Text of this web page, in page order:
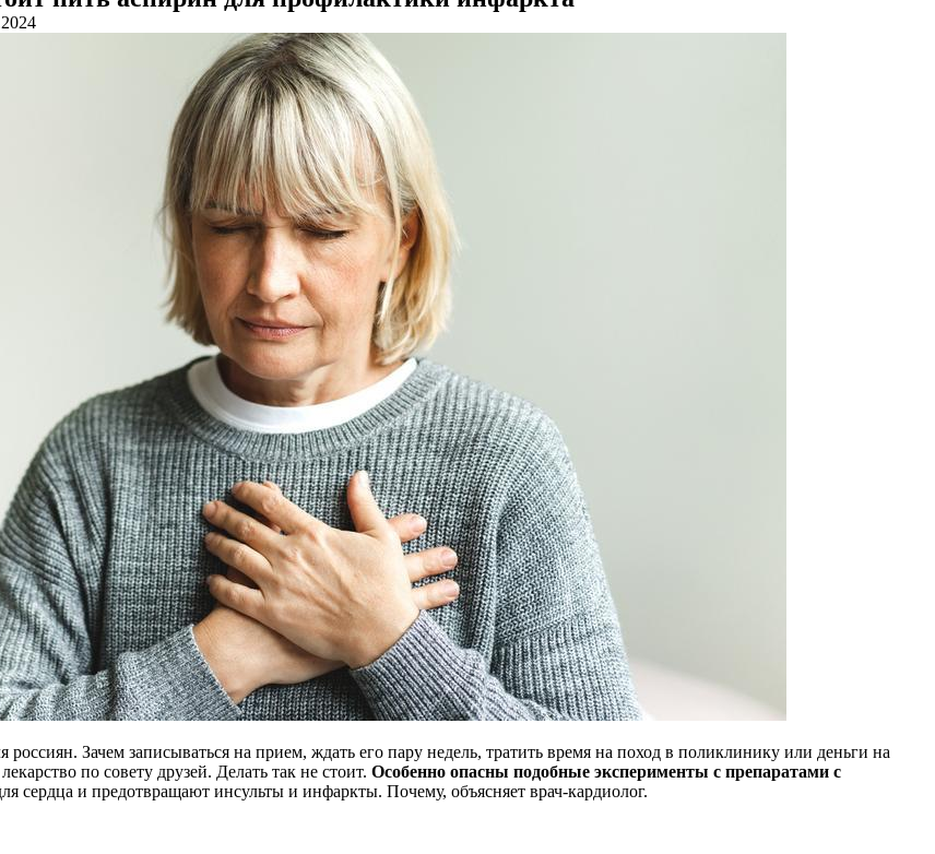
Зачем записываться на прием, ждать его пару недель, тратить время на поход в поликлинику или деньги на
по совету друзей. Делать так не стоит. Особенно опасны подобные эксперименты с препаратами с
сердца и предотвращают инсульты и инфаркты. Почему, объясняет врач-кардиолог.